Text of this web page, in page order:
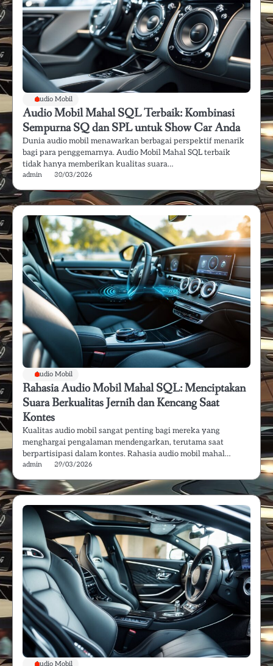
Audio Mobil
Audio Mobil Mahal SQL Terbaik: Kombinasi
Sempurna SQ dan SPL untuk Show Car Anda
Dunia audio mobil menawarkan berbagai perspektif menarik
bagi para penggemarnya. Audio Mobil Mahal SQL terbaik
tidak hanya memberikan kualitas suara…
admin 30/03/2026
Audio Mobil
Rahasia Audio Mobil Mahal SQL: Menciptakan
Suara Berkualitas Jernih dan Kencang Saat
Kontes
Kualitas audio mobil sangat penting bagi mereka yang
menghargai pengalaman mendengarkan, terutama saat
berpartisipasi dalam kontes. Rahasia audio mobil mahal…
admin 29/03/2026
Audio Mobil